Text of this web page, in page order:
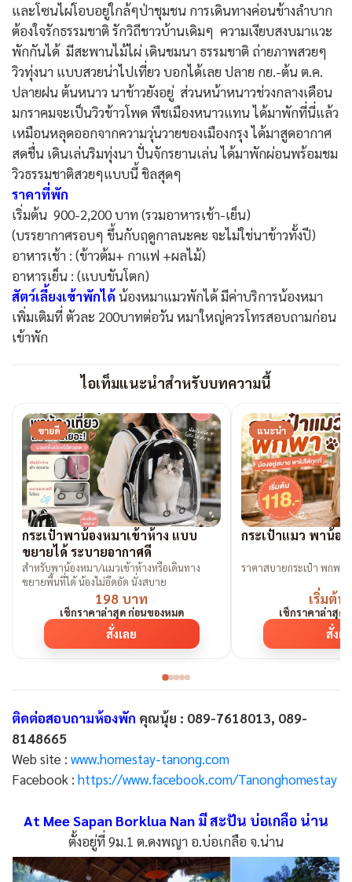
และโซนไผ่โอบอยู่ใกล้ๆป่าชุมชน การเดินทางค่อนข้างลำบาก
ต้องใจรักธรรมชาติ รักวิถีชาวบ้านเดิมๆ ความเงียบสงบมาแวะ
พักกันได้ มีสะพานไม้ไผ่ เดินชมนา ธรรมชาติ ถ่ายภาพสวยๆ
วิวทุ่งนา แบบสวยน่าไปเที่ยว บอกได้เลย ปลาย กย.-ต้น ต.ค.
ปลายฝน ต้นหนาว นาข้าวยังอยู่ ส่วนหน้าหนาวช่วงกลางเดือน
มกราคมจะเป็นวิวข้าวโพด พืชเมืองหนาวแทน ได้มาพักที่นี่แล้ว
เหมือนหลุดออกจากความวุ่นวายของเมืองกรุง ได้มาสูดอากาศ
สดชื่น เดินเล่นริมทุ่งนา ปั่นจักรยานเล่น ได้มาพักผ่อนพร้อมชม
วิวธรรมชาติสวยๆแบบนี้ ชิลสุดๆ
ราคาที่พัก
เริ่มต้น 900-2,200 บาท (รวมอาหารเช้า-เย็น)
(บรรยากาศรอบๆ ขึ้นกับฤดูกาลนะคะ จะไม่ใช่นาข้าวทั้งปี)
อาหารเช้า : (ข้าวต้ม+ กาแฟ +ผลไม้)
อาหารเย็น : (แบบขันโตก)
สัตว์เลี้ยงเข้าพักได้น้องหมาแมวพักได้ มีค่าบริการน้องหมา
เพิ่มเติมที่ ตัวละ 200บาทต่อวัน หมาใหญ่ควรโทรสอบถามก่อน
เข้าพัก
ไอเท็มแนะนำสำหรับบทความนี้
ขายดี
กระเป๋าพาน้องหมาเข้าห้าง แบบ
ขยายได้ ระบายอากาศดี
สำหรับพาน้องหมา/แมวเข้าห้างหรือเดินทาง
ขยายพื้นที่ได้ น้องไม่อึดอัด นั่งสบาย
198 บาท
เช็กราคาล่าสุด ก่อนของหมด
สั่งเลย
แนะนำ
กระเป๋าแมว พาน้อ
ราคาสบายกระเป๋า พกพา
เริ่มต้น
เช็กราคาล่าสุด
สั่งเ
ติดต่อสอบถามห้องพัก คุณนุ้ย : 089-7618013, 089-
8148665
Web site : www.homestay-tanong.com
Facebook : https://www.facebook.com/Tanonghomestay
At Mee Sapan Borklua Nan มี สะปัน บ่อเกลือ น่าน
ตั้งอยู่ที่ 9ม.1 ต.ดงพญา อ.บ่อเกลือ จ.น่าน